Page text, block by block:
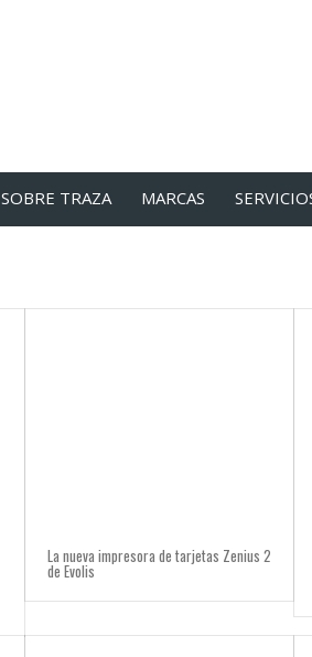
SOBRE TRAZA MARCAS
La nueva impresora de tarjetas Zenius 2
de Evolis